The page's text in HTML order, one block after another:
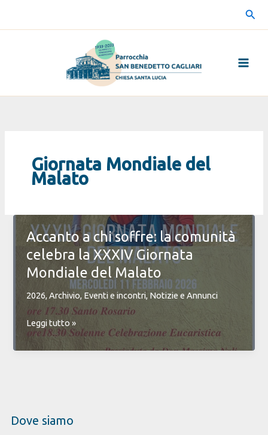
Giornata Mondiale del
Malato
Accanto a chi soffre: la comunità
celebra la XXXIV Giornata
Mondiale del Malato
2026,Archivio, Eventi e incontri, Notizie e Annunci
Accanto
a
chi
la
Leggi tutto »
Dove siamo